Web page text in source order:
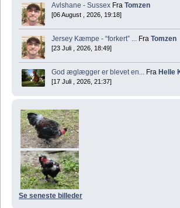
Avlshane - Sussex Fra Tomzen
[06 August , 2026, 19:18]
Jersey Kæmpe - “forkert” ... Fra Tomzen
[23 Juli , 2026, 18:49]
God æglægger er blevet en... Fra Helle
[17 Juli , 2026, 21:37]
Se seneste billeder